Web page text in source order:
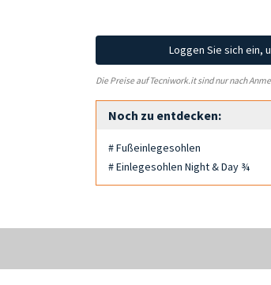
Loggen Sie sich ein,
Die Preise auf Tecniwork.it sind nur nach
Noch zu entdecken:
# Fußeinlegesohlen
# Einlegesohlen Night & Day ¾